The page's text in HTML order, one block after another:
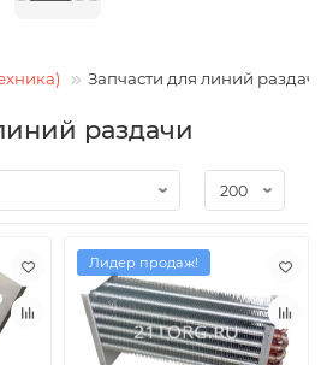
Запчасти для линий раздачи
раздачи
Лидер продаж!